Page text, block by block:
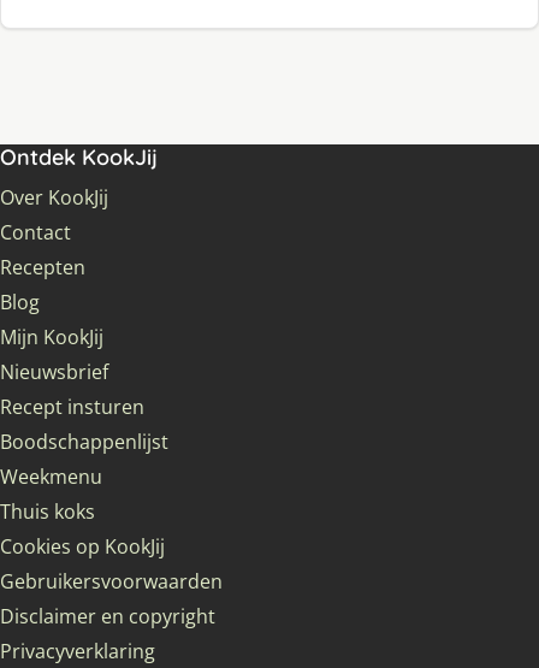
Ontdek KookJij
Over KookJij
Contact
Recepten
Blog
Mijn KookJij
Nieuwsbrief
Recept insturen
Boodschappenlijst
Weekmenu
Thuis koks
Cookies op KookJij
Gebruikersvoorwaarden
Disclaimer en copyright
Privacyverklaring